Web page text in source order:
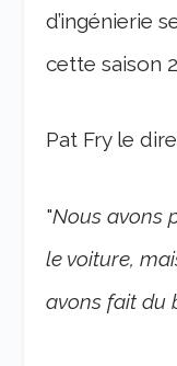
d’ingénierie
cette saison
Pat Fry le
"Nous avons
le voiture,
avons fait du